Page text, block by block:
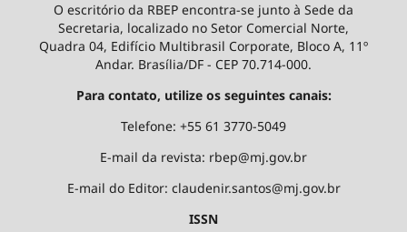
O escritório da RBEP encontra-se junto à Sede da
Secretaria, localizado no Setor Comercial Norte,
Quadra 04, Edifício Multibrasil Corporate, Bloco A, 11º
Andar. Brasília/DF - CEP 70.714-000.
Para contato, utilize os seguintes canais:
Telefone: +55 61 3770-5049
E-mail da revista: rbep@mj.gov.br
E-mail do Editor: claudenir.santos@mj.gov.br
ISSN